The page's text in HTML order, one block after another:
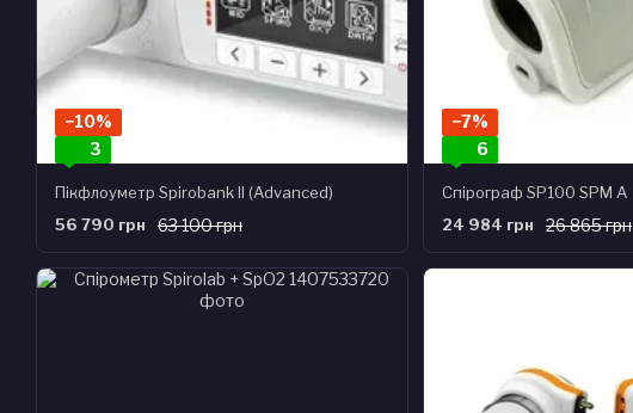
−10%
3
Пікфлоуметр Spirobank II (Advanced)
63 100 грн
56 790 грн
−7%
6
Спірограф SP100 SPM A
26 865 грн
24 984 грн